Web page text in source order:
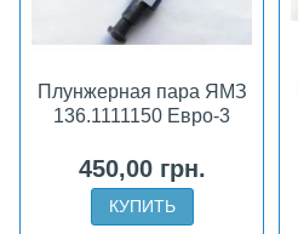
Плунжерная пара ЯМЗ
136.1111150 Евро-3
450,00 грн.
КУПИТЬ